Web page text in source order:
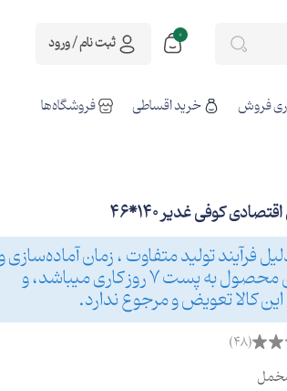
0 ثبت نام / ورود
فروش خرید اقساطی فروشگاه‌ها
کوفی غدیر 140*46
فرآیند تولید متفاوت ، زمان آماده‌سازی
تحویل این محصول به پست 7 روز کاری میباشد، و
کالا تعویض و مرجوع ندارد.
(48)